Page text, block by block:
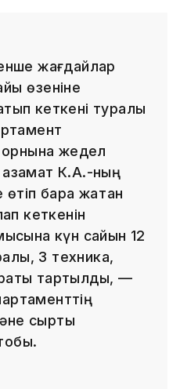
жағдайлар
өзеніне
кеткені туралы
орнына жедел
К.А.-ның
бара жатқан
кеткенін
күн сайын 12
3 техника,
тартылды, —
сыртқы